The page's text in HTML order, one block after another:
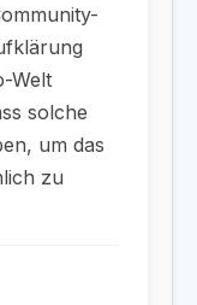
Welt
solche
um das
zu